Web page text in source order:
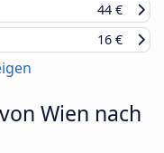
44 €
16 €
Wien nach